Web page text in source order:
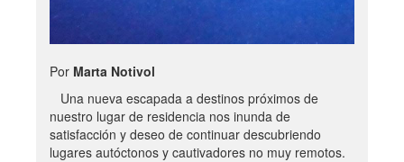
Por Marta Notivol
Una nueva escapada a destinos próximos de
nuestro lugar de residencia nos inunda de
satisfacción y deseo de continuar descubriendo
lugares autóctonos y cautivadores no muy remotos.